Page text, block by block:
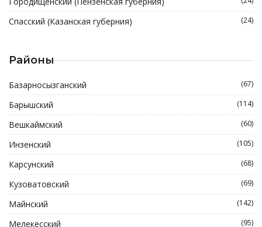
Спасский (Казанская губерния) (24)
Районы
Базарносызганский (67)
Барышский (114)
Вешкаймский (60)
Инзенский (105)
Карсунский (68)
Кузоватовский (69)
Майнский (142)
Мелекесский (95)